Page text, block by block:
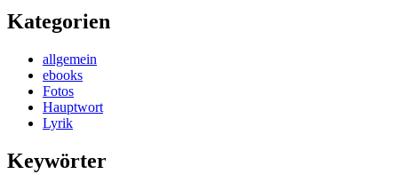
Kategorien
allgemein
ebooks
Fotos
Hauptwort
Lyrik
Keywörter